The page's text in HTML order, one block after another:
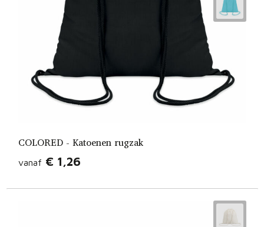
COLORED - Katoenen rugzak
vanaf € 1,26